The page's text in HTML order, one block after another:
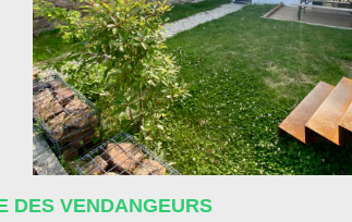
DES VENDANGEURS